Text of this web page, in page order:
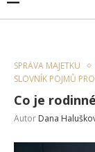
SPRÁVA MAJETKU
SLOVNÍK POJMŮ
Co je
Autor Dana